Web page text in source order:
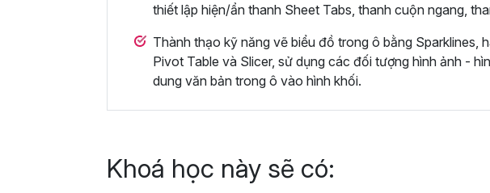
thiết lập hiện/ẩn thanh Sheet Tabs, thanh cuộn ngang,
Thành thạo kỹ năng vẽ biểu đồ trong ô bằng Sparklines,
Pivot Table và Slicer, sử dụng các đối tượng hình ảnh -
dung văn bản trong ô vào hình khối.
Khoá học này sẽ có: